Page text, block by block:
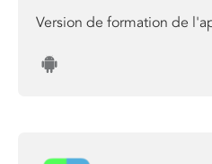
Version de formation de